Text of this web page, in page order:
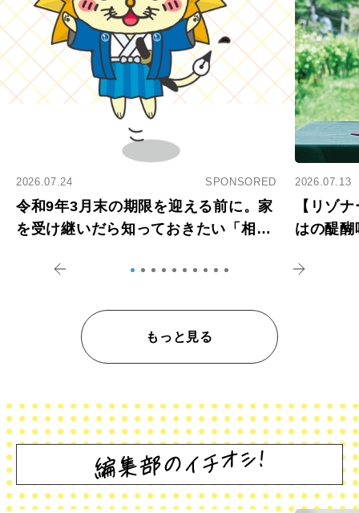
2026.07.24 SPONSORED
令和9年3月末の期限を迎える前に。家
を受け継いだら知っておきたい「相続
2026.07.13
【リゾ
はの醍
もっと見る